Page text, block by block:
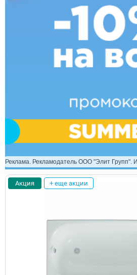
Реклама. Рекламодатель ООО "Элит Групп".
Акция + еще акции